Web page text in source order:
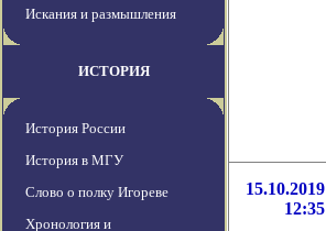
Искания и размышления
ИСТОРИЯ
История России
История в МГУ
Слово о полку Игореве
Хронология и
15.10.2019
12:35